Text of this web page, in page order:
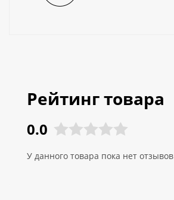
Рейтинг товара
0.0
У данного товара пока нет отзывов